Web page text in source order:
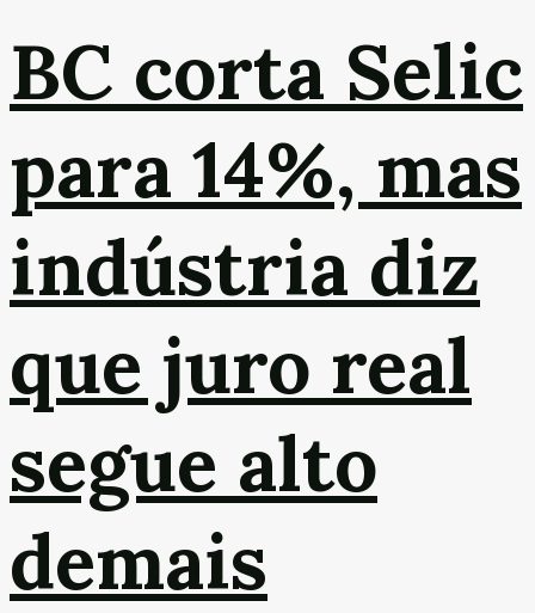
BC corta Selic
para 14%, mas
indústria diz
que juro real
segue alto
demais